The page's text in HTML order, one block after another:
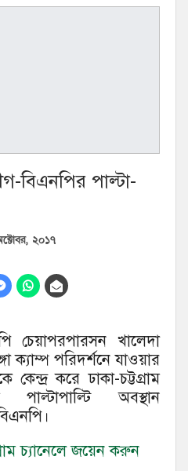
বিএনপির পাল্টা-
২০১৭
চেয়াপরপারসন খালেদা
ক্যাম্প পরিদর্শনে যাওয়ার
করে ঢাকা-চট্টগ্রাম
অবস্থান
চ্যানেলে জয়েন করুন